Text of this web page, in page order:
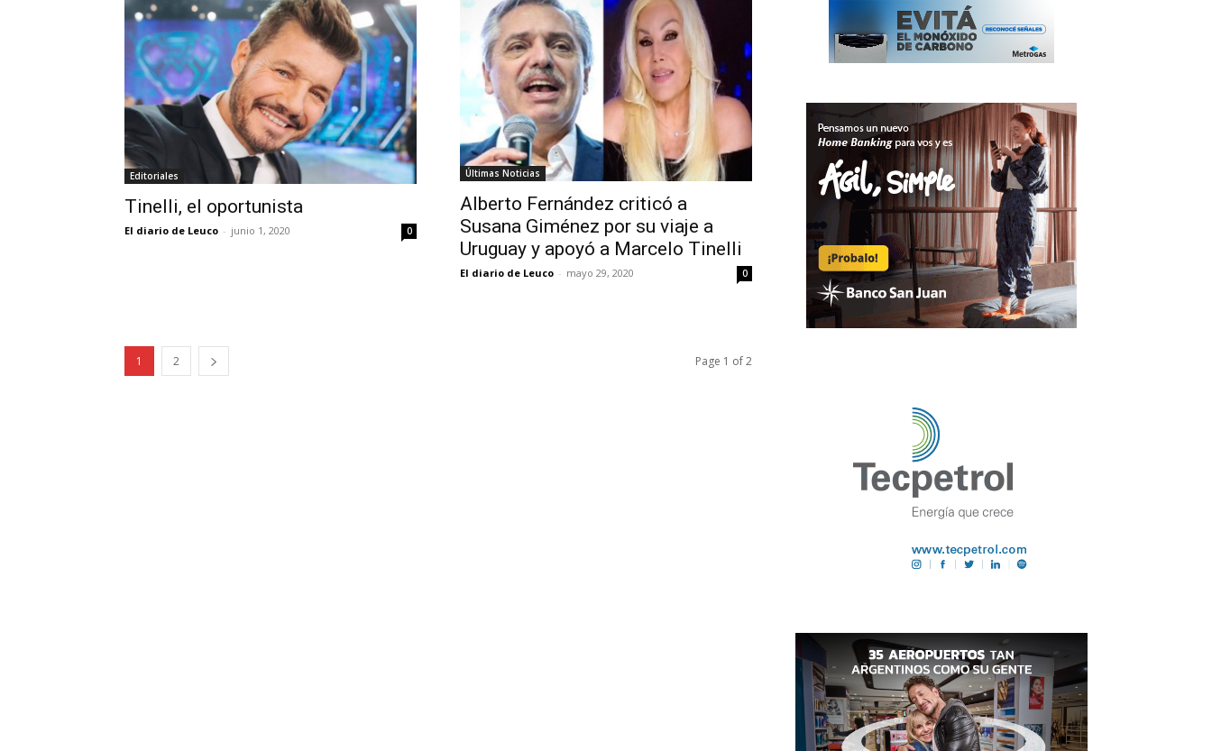
Editoriales
Tinelli, el oportunista
El diario de Leuco - junio 1, 2020 0
Últimas Noticias
Alberto Fernández criticó a
Susana Giménez por su viaje a
Uruguay y apoyó a Marcelo Tinelli
El diario de Leuco - mayo 29, 2020 0
1 2 Page 1 of 2